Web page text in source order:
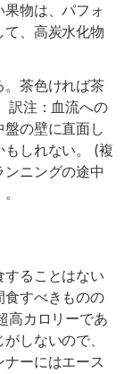
物は、パフォ
、高炭水化物
。茶色ければ茶
訳注：血流への
の壁に直面し
しれない。 (複
ニングの途中
ることはない
食すべきものの
高カロリーであ
しないので、
ーにはエース